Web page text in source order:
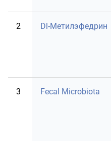
2 Dl-Метилэфедрин
3 Fecal Microbiota